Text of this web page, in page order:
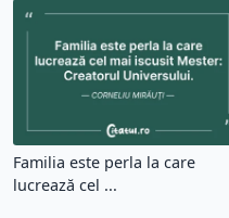
Familia este perla la care
lucrează cel ...